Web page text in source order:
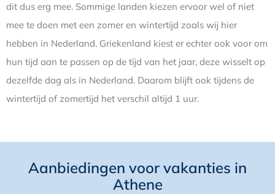
dit dus erg mee. Sommige landen kiezen ervoor wel of niet
mee te doen met een zomer en wintertijd zoals wij hier
hebben in Nederland. Griekenland kiest er echter ook voor om
hun tijd aan te passen op de tijd van het jaar, deze wisselt op
dezelfde dag als in Nederland. Daarom blijft ook tijdens de
wintertijd of zomertijd het verschil altijd 1 uur.
Aanbiedingen voor vakanties in
Athene